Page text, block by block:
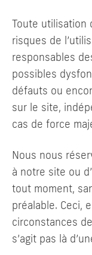
Toute utilisation
risques de
responsables
possibles
défauts ou
sur le site,
cas de force
Nous nous
à notre site ou
tout moment,
préalable. Ceci,
circonstances
s’agit pas là